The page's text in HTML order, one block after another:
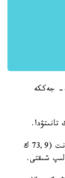
جەككە
ايتا كەتەيىك، جەكپە- جەككە 7 كۇن قالعاندا بوكسشىلار سالماق ولشەۋگە قاتىستى. گەننادي 163 فۋنت (73,9 ك